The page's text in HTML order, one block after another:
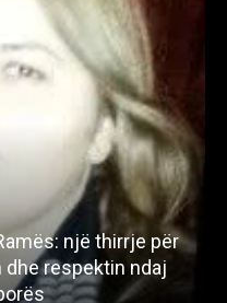
një thirrje për
respektin ndaj